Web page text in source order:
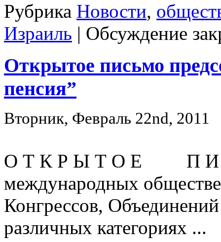
Рубрика Новости,
Израиль | Обсуждение
Открытое письмо
пенсия”
Вторник, Февраль 22nd, 2011
О Т К Р Ы Т О Е П И С
международных
Конгрессов,
различных категориях ...